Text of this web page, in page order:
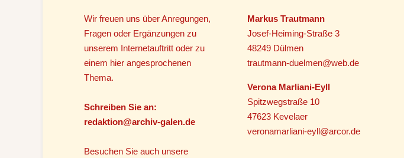
Wir freuen uns über Anregungen,
Fragen oder Ergänzungen zu
unserem Internetauftritt oder zu
einem hier angesprochenen
Thema.
Schreiben Sie an:
redaktion@archiv-galen.de
Besuchen Sie auch unsere
Markus Trautmann
Josef-Heiming-Straße 3
48249 Dülmen
trautmann-duelmen@web.de
Verona Marliani-Eyll
Spitzwegstraße 10
47623 Kevelaer
veronamarliani-eyll@arcor.de